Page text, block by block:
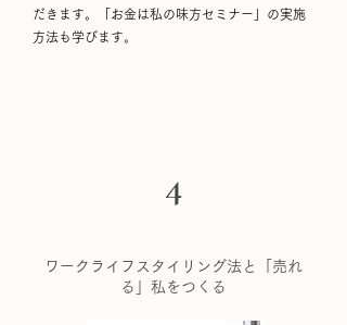
だきます。「お金は私の味方セミナー」の実施
方法も学びます。
4
ワークライフスタイリング法と「売れ
る」私をつくる